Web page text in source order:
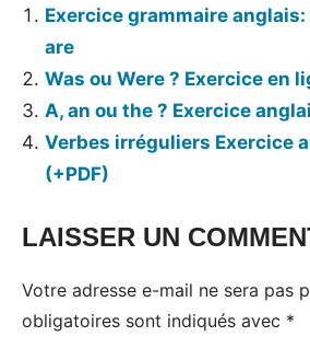
Exercice grammaire
are
Was ou Were ? Exercice en
A, an ou the ? Exercice
Verbes irréguliers Exercice
(+PDF)
LAISSER UN
Votre adresse e-mail ne sera pas
obligatoires sont indiqués avec *